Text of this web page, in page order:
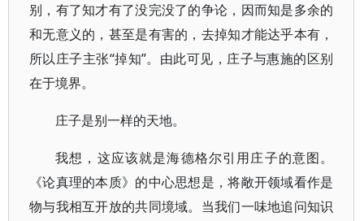
别，有了知才有了没完没了的争论，因而知是多余的
和无意义的，甚至是有害的，去掉知才能达乎本有，
所以庄子主张“掉知”。由此可见，庄子与惠施的区别
在于境界。
庄子是别一样的天地。
我想，这应该就是海德格尔引用庄子的意图。
《论真理的本质》的中心思想是，将敞开领域看作是
物与我相互开放的共同境域。当我们一味地追问知识